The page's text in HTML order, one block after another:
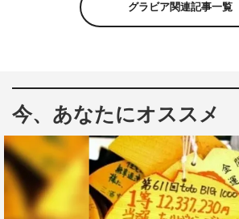
グラビア関連記事一覧
今、あなたにオススメ